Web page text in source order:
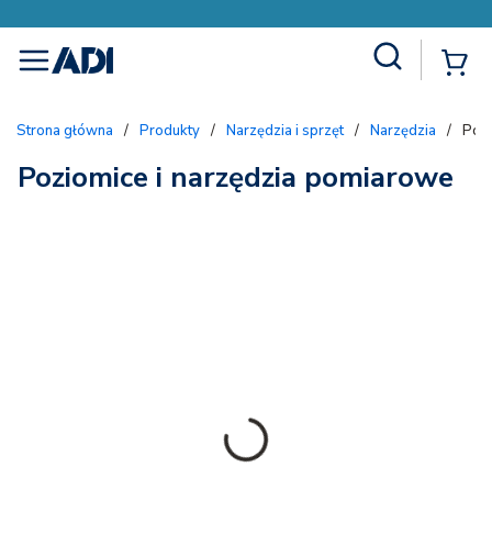
menu
Strona główna / Produkty / Narzędzia i sprzęt / Narzędzia /
Poziomice i narzędzia pomiarowe